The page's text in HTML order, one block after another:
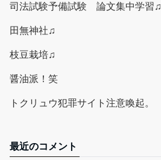
司法試験予備試験 論文集中学習♫
田無神社♫
枝豆栽培♫
醤油派！笑
トクリュウ犯罪サイト注意喚起。
最近のコメント